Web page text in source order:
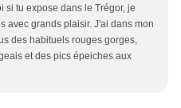
si tu expose dans le Trégor, je
avec grands plaisir. J'ai dans mon
des habituels rouges gorges,
et des pics épeiches aux